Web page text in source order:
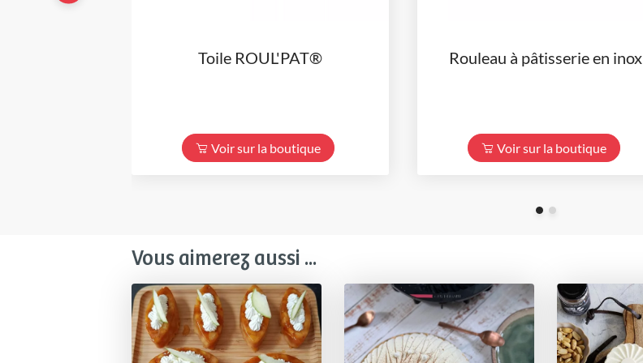
Toile ROUL'PAT®
Voir sur la boutique
Rouleau à pâtisserie en inox
Voir sur la boutique
Vous aimerez aussi ...